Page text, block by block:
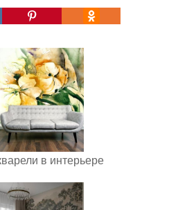
в интерьере